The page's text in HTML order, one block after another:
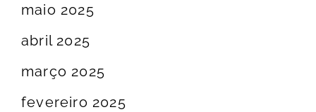
maio 2025
abril 2025
março 2025
fevereiro 2025